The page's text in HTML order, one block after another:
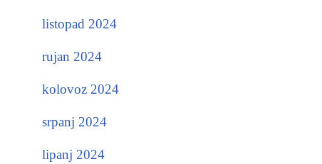
listopad 2024
rujan 2024
kolovoz 2024
srpanj 2024
lipanj 2024